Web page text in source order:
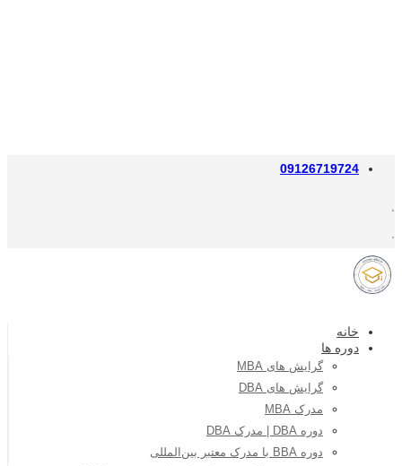
09126719724
خانه
دوره ها
گرایش های MBA
گرایش های DBA
مدرک MBA
دوره DBA | مدرک DBA
دوره BBA با مدرک معتبر بین‌المللی